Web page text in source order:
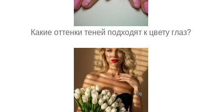
Какие оттенки теней подходят к цвету глаз?